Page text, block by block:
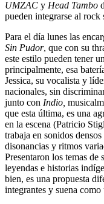
UMZAC y Head Tambo
pueden integrarse al rock
Para el día lunes las
Sin Pudor, que con su
este estilo pueden tener
principalmente, esa
Jessica, su vocalista y
nacionales, sin
junto con Indio,
que esta última, es una
en la escena (Patricio
trabaja en sonidos
disonancias y ritmos
Presentaron los temas de
leyendas e historias
bien, es una propuesta
integrantes y suena